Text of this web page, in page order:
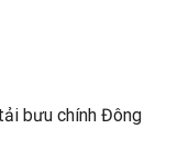
bưu chính Đông